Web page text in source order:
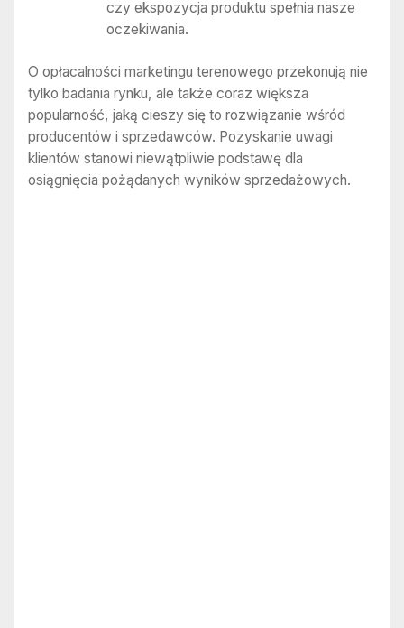
czy ekspozycja produktu spełnia nasze
oczekiwania.
O opłacalności marketingu terenowego przekonują nie
tylko badania rynku, ale także coraz większa
popularność, jaką cieszy się to rozwiązanie wśród
producentów i sprzedawców. Pozyskanie uwagi
klientów stanowi niewątpliwie podstawę dla
osiągnięcia pożądanych wyników sprzedażowych.